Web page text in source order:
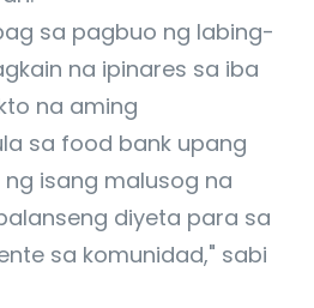
sa pagbuo ng labing-
na ipinares sa iba
na aming
sa food bank upang
isang malusog na
diyeta para sa
sa komunidad," sabi